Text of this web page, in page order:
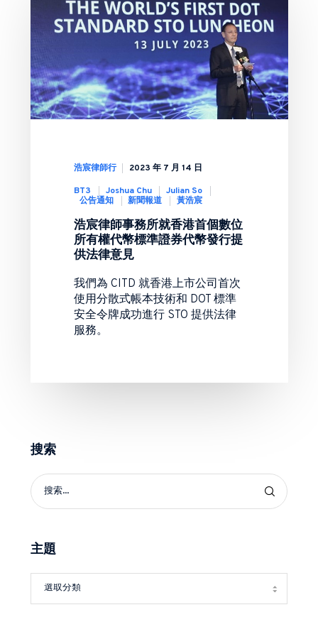
浩宸律師行 2023 年 7 月 14 日
BT3 Joshua Chu
Julian So
公告通知
新聞報道 黃浩宸
浩宸律師事務所就香港首個數位
所有權代幣標準證券代幣發行提
供法律意見
我們為 CITD 就香港上市公司首次
使用分散式帳本技術和 DOT 標準
安全令牌成功進行 STO 提供法律
服務。
搜索
主題